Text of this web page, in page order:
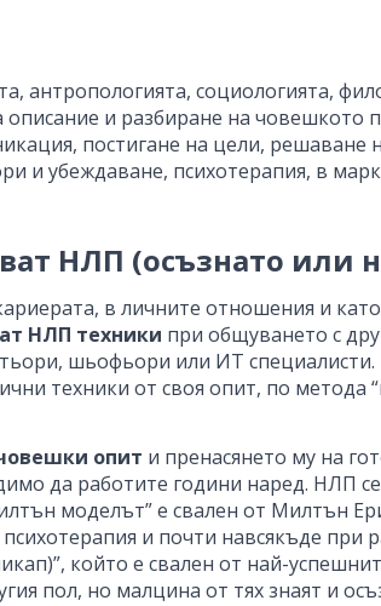
антропологията, социологията,
и разбиране на човешкото
постигане на цели,
и убеждаване, психотерапия, в
НЛП (осъзнато или
в личните отношения и
НЛП техники при общуването с
шьофьори или ИТ
техники от своя опит, по
опит и пренасянето му на
да работите години наред. НЛП
моделът” е свален от Милтън
и почти навсякъде при
който е свален от най-
пол, но малцина от тях знаят и